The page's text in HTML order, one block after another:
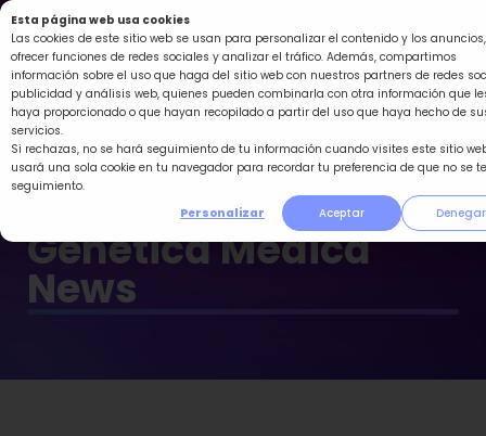
Esta página web usa cookies
Las cookies de este sitio web se usan para personalizar el contenido y los anuncios,
ofrecer funciones de redes sociales y analizar el tráfico. Además, compartimos
información sobre el uso que haga del sitio web con nuestros partners de redes
publicidad y análisis web, quienes pueden combinarla con otra información que
haya proporcionado o que hayan recopilado a partir del uso que haya hecho de
servicios.
Si rechazas, no se hará seguimiento de tu información cuando visites este sitio
usará una sola cookie en tu navegador para recordar tu preferencia de que no se
seguimiento.
Personalizar
Aceptar Denegar
Ir
al
contenido
Genética Médica
News